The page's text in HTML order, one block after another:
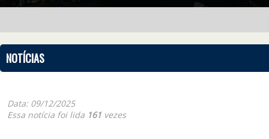
NOTÍCIAS
Data: 09/12/2025
Essa notícia foi lida 161 vezes